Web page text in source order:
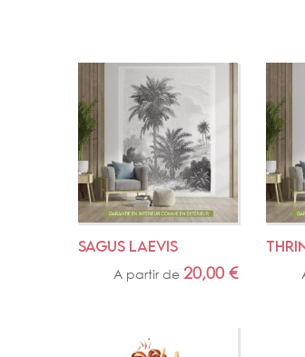
SAGUS LAEVIS
A partir de20,00€